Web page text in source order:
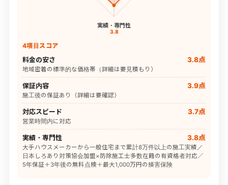
実績・専門性
3.8
4項目スコア
料金の安さ 3.8点
地域密着の標準的な価格帯（詳細は要見積もり）
保証内容 3.9点
施工後の保証あり（詳細は要確認）
対応スピード 3.7点
営業時間内に対応
実績・専門性 3.8点
大手ハウスメーカーから一般住宅まで累計8万件以上の施工実績／
日本しろあり対策協会加盟×防除施工士多数在籍の有資格者対応／
5年保証＋3年後の無料点検＋最大1,000万円の損害保険